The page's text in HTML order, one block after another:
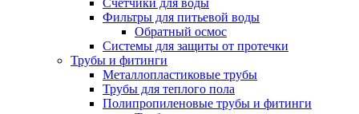
Счётчики для воды
Фильтры для питьевой воды
Обратный осмос
Системы для защиты от протечки
Трубы и фитинги
Металлопластиковые трубы
Трубы для теплого пола
Полипропиленовые трубы и фитинги